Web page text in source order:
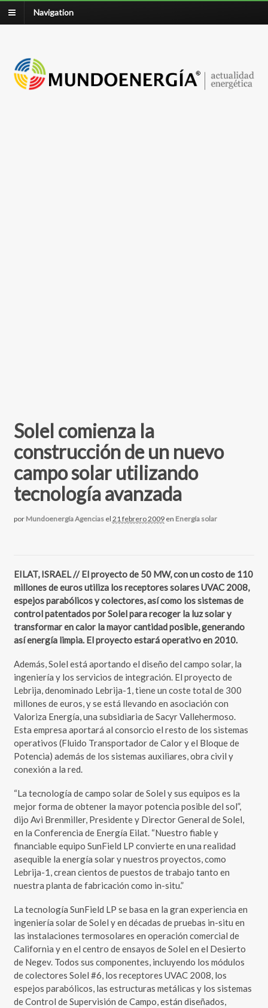
Navigation
Solel comienza la
construcción de un nuevo
campo solar utilizando
tecnología avanzada
por Mundoenergía Agencias el 21 febrero 2009 en Energía solar
EILAT, ISRAEL // El proyecto de 50 MW, con un costo de 110
millones de euros utiliza los receptores solares UVAC 2008,
espejos parabólicos y colectores, así como los sistemas de
control patentados por Solel para recoger la luz solar y
transformar en calor la mayor cantidad posible, generando
así energía limpia. El proyecto estará operativo en 2010.
Además, Solel está aportando el diseño del campo solar, la
ingeniería y los servicios de integración. El proyecto de
Lebrija, denominado Lebrija-1, tiene un coste total de 300
millones de euros, y se está llevando en asociación con
Valoriza Energía, una subsidiaria de Sacyr Vallehermoso.
Esta empresa aportará al consorcio el resto de los sistemas
operativos (Fluido Transportador de Calor y el Bloque de
Potencia) además de los sistemas auxiliares, obra civil y
conexión a la red.
“La tecnología de campo solar de Solel y sus equipos es la
mejor forma de obtener la mayor potencia posible del sol”,
dijo Avi Brenmiller, Presidente y Director General de Solel,
en la Conferencia de Energía Eilat. “Nuestro fiable y
financiable equipo SunField LP convierte en una realidad
asequible la energía solar y nuestros proyectos, como
Lebrija-1, crean cientos de puestos de trabajo tanto en
nuestra planta de fabricación como in-situ.”
La tecnología SunField LP se basa en la gran experiencia en
ingeniería solar de Solel y en décadas de pruebas in-situ en
las instalaciones termosolares en operación comercial de
California y en el centro de ensayos de Solel en el Desierto
de Negev. Todos sus componentes, incluyendo los módulos
de colectores Solel #6, los receptores UVAC 2008, los
espejos parabólicos, las estructuras metálicas y los sistemas
de Control de Supervisión de Campo, están diseñados,